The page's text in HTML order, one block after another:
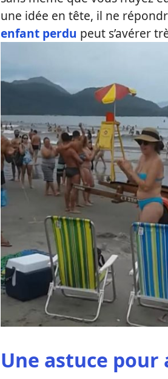
une idée en tête, il ne
enfant perdu peut s’avérer
Une astuce